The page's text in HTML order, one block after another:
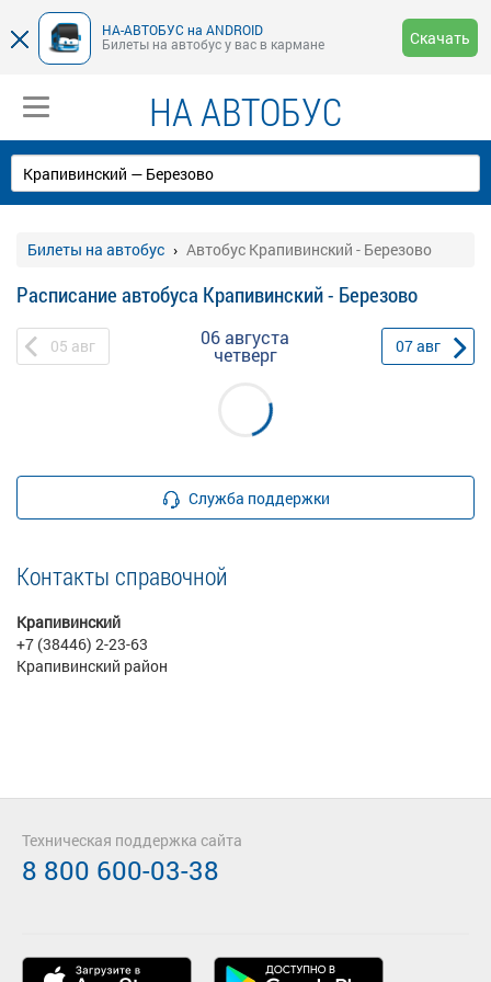
НА-АВТОБУС на ANDROID
Билеты на автобус у вас в кармане
Скачать
НА АВТОБУС
Билеты на автобус Автобус Крапивинский - Березово
Расписание автобуса Крапивинский - Березово
05 авг 06 августа
четверг 07авг
Служба поддержки
Контакты справочной
Крапивинский
+7 (38446) 2-23-63
Крапивинский район
Техническая поддержка сайта
8 800 600-03-38